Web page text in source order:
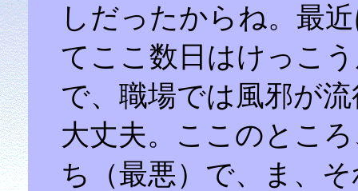
しだったからね。最
てここ数日はけっこ
で、職場では風邪が
大丈夫。ここのとこ
ち（最悪）で、ま、